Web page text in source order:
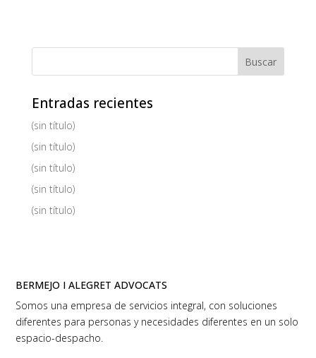
Entradas recientes
(sin título)
(sin título)
(sin título)
(sin título)
(sin título)
BERMEJO I ALEGRET ADVOCATS
Somos una empresa de servicios integral, con soluciones
diferentes para personas y necesidades diferentes en un solo
espacio-despacho.